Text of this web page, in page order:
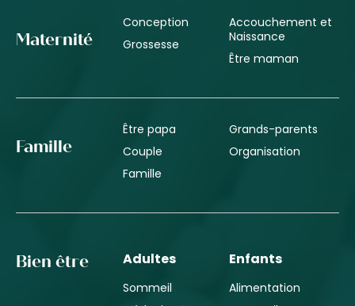
Maternité
Conception
Grossesse
Accouchement et
Naissance
Être maman
Famille
Être papa
Couple
Famille
Grands-parents
Organisation
Bien être Adultes
Sommeil
Enfants
Alimentation